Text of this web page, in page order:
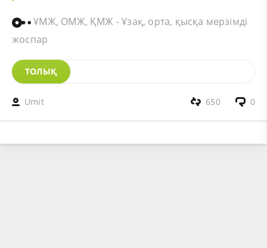
ҰМЖ, ОМЖ, ҚМЖ - Ұзақ, орта, қысқа мерзімді
жоспар
ТОЛЫҚ
Umit 0
650